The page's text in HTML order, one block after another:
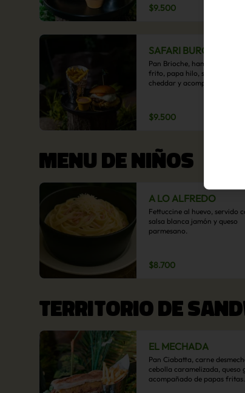
$9.500
SAFARI BURGER
Pan Brioche, hamburguesa,
frito, papa hilo, salsa de queso
cheddar y acompañamiento
$9.500
MENU DE NIÑOS
A LO ALFREDO
Fettuccine al huevo, servido
salsa blanca jamón y queso
parmesano.
$8.700
TERRITORIO DE
EL MECHADA
Pan Ciabatta, carne
cebolla caramelizada, queso
acompañado de papas fritas.